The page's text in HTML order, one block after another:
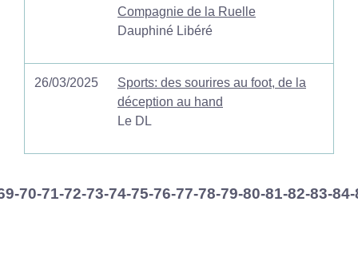
Compagnie de la Ruelle
Dauphiné Libéré
26/03/2025
Sports: des sourires au foot, de la
déception au hand
Le DL
-70-71-72-73-74-75-76-77-78-79-80-81-82-83-84-